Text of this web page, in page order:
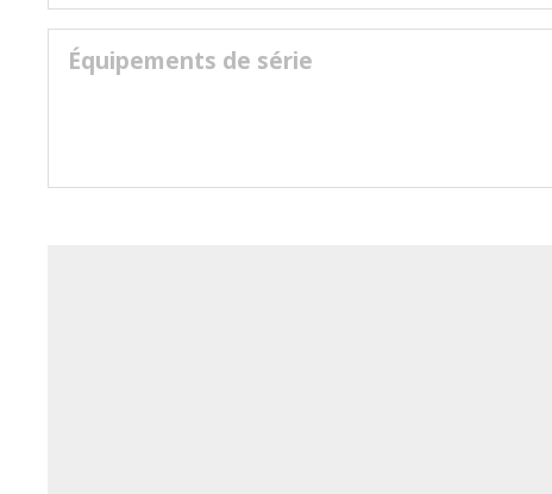
Équipements de série